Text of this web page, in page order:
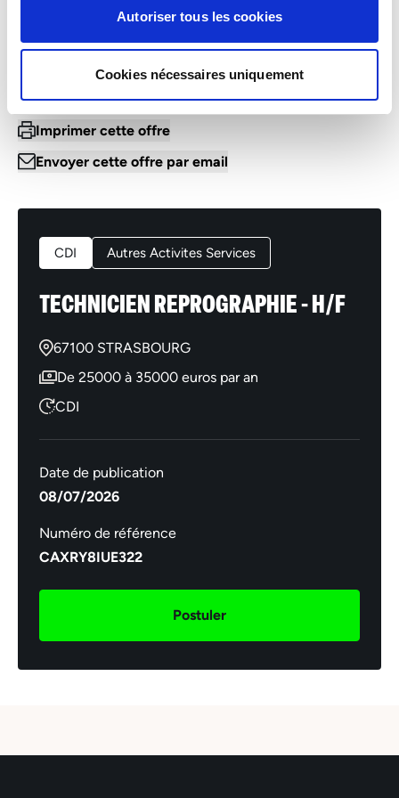
Autoriser tous les cookies
Cookies nécessaires uniquement
Imprimer cette offre
Envoyer cette offre par email
CDI Autres Activites Services
TECHNICIEN REPROGRAPHIE - H/F
67100 STRASBOURG
De 25000 à 35000 euros par an
CDI
Date de publication
08/07/2026
Numéro de référence
CAXRY8IUE322
Postuler